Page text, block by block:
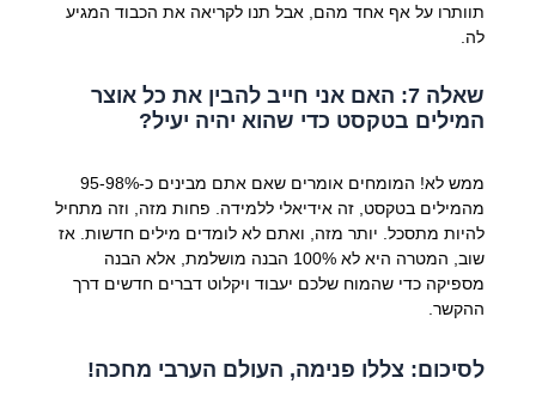
תוותרו על אף אחד מהם, אבל תנו לקריאה את הכבוד המגיע
לה.
שאלה 7: האם אני חייב להבין את כל אוצר
המילים בטקסט כדי שהוא יהיה יעיל?
ממש לא! המומחים אומרים שאם אתם מבינים כ-95-98%
מהמילים בטקסט, זה אידיאלי ללמידה. פחות מזה, וזה מתחיל
להיות מתסכל. יותר מזה, ואתם לא לומדים מילים חדשות. אז
שוב, המטרה היא לא 100% הבנה מושלמת, אלא הבנה
מספיקה כדי שהמוח שלכם יעבוד ויקלוט דברים חדשים דרך
ההקשר.
לסיכום: צללו פנימה, העולם הערבי מחכה!